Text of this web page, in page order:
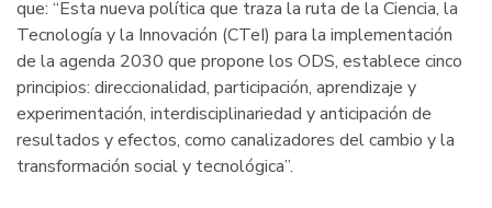
que: “Esta nueva política que traza la ruta de la Ciencia, la
Tecnología y la Innovación (CTeI) para la implementación
de la agenda 2030 que propone los ODS, establece cinco
principios: direccionalidad, participación, aprendizaje y
experimentación, interdisciplinariedad y anticipación de
resultados y efectos, como canalizadores del cambio y la
transformación social y tecnológica”.